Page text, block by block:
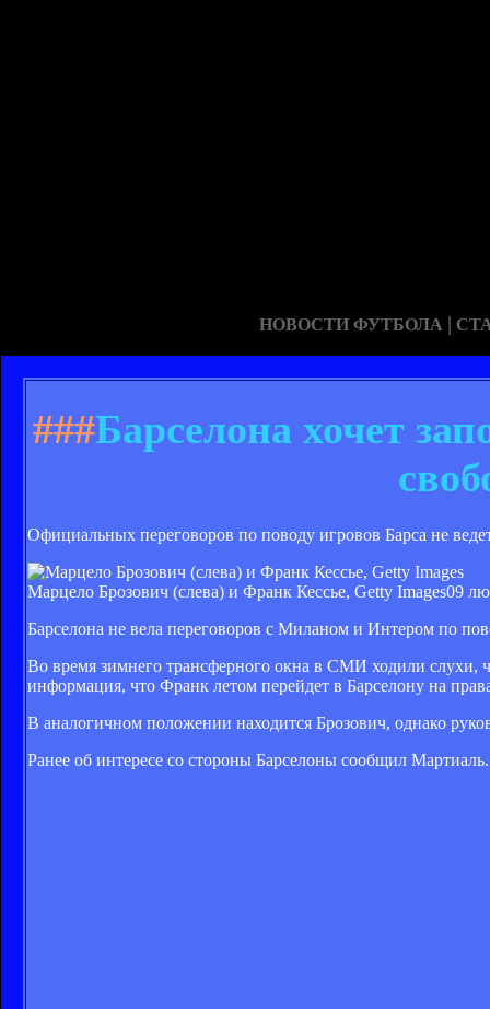
НОВОСТИ ФУТБОЛА |
###Барселона хочет
Официальных переговоров по поводу игровов Барса не
Марцело Брозович (слева) и Франк Кессье, Getty Images09
Барселона не вела переговоров с Миланом и Интером по
Во время зимнего трансферного окна в СМИ ходили слухи,
информация, что Франк летом перейдет в Барселону на
В аналогичном положении находится Брозович, однако
Ранее об интересе со стороны Барселоны сообщил Мартиаль.